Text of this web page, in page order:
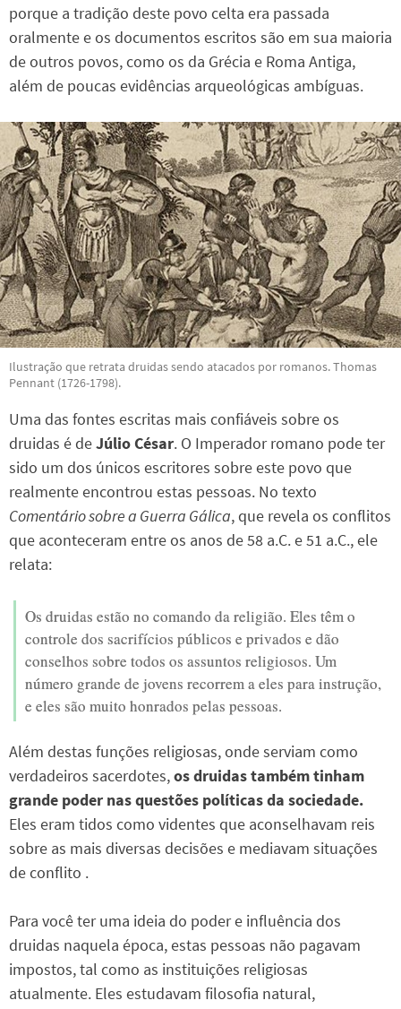
porque a tradição deste povo celta era passada
oralmente e os documentos escritos são em sua maioria
de outros povos, como os da Grécia e Roma Antiga,
além de poucas evidências arqueológicas ambíguas.
Ilustração que retrata druidas sendo atacados por romanos. Thomas
Pennant (1726-1798).
Uma das fontes escritas mais confiáveis sobre os
druidas é deJúlio César. O Imperador romano pode ter
sido um dos únicos escritores sobre este povo que
realmente encontrou estas pessoas. No texto
Comentário sobre a Guerra Gálica, que revela os conflitos
que aconteceram entre os anos de 58 a.C. e 51 a.C., ele
relata:
Os druidas estão no comando da religião. Eles têm o
controle dos sacrifícios públicos e privados e dão
conselhos sobre todos os assuntos religiosos. Um
número grande de jovens recorrem a eles para instrução,
e eles são muito honrados pelas pessoas.
Além destas funções religiosas, onde serviam como
verdadeiros sacerdotes,os druidas também tinham
grande poder nas questões políticas da sociedade.
Eles eram tidos como videntes que aconselhavam reis
sobre as mais diversas decisões e mediavam situações
de conflito .
Para você ter uma ideia do poder e influência dos
druidas naquela época, estas pessoas não pagavam
impostos, tal como as instituições religiosas
atualmente. Eles estudavam filosofia natural,